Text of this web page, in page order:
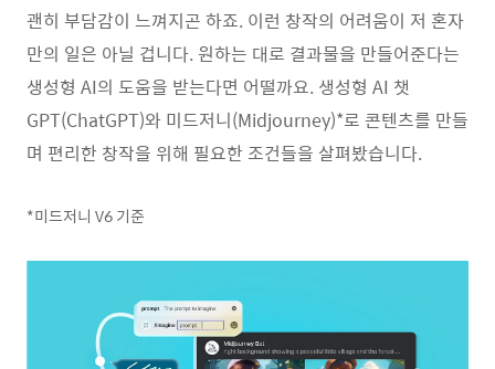
괜히 부담감이 느껴지곤 하죠. 이런 창작의 어려움이 저 혼자
만의 일은 아닐 겁니다. 원하는 대로 결과물을 만들어준다는
생성형 AI의 도움을 받는다면 어떨까요. 생성형 AI 챗
GPT(ChatGPT)와 미드저니(Midjourney)*로 콘텐츠를 만들
며 편리한 창작을 위해 필요한 조건들을 살펴봤습니다.
*미드저니 V6 기준